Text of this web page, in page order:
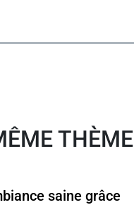
THÈME
saine grâce